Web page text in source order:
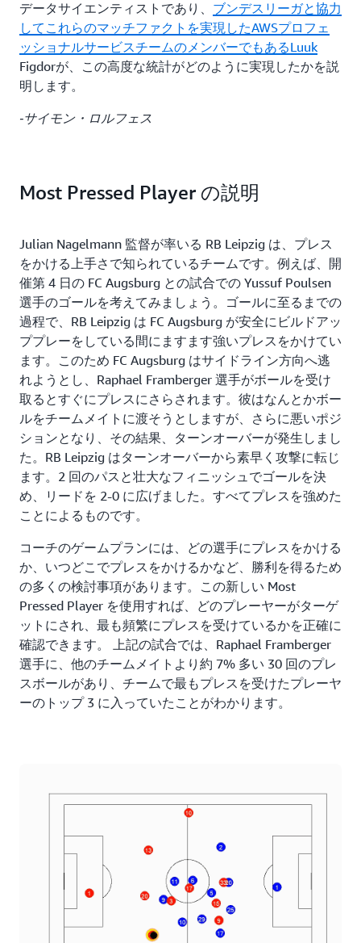
データサイエンティストであり、 ブンデスリーガと協力
してこれらのマッチファクトを実現したAWSプロフェ
ッショナルサービスチームのメンバーでもあるLuuk
Figdorが、この高度な統計がどのように実現したかを説
明します。
-サイモン・ロルフェス
Most Pressed Player の説明
Julian Nagelmann 監督が率いる RB Leipzig は、プレス
をかける上手さで知られているチームです。例えば、開
催第 4 日の FC Augsburg との試合での Yussuf Poulsen
選手のゴールを考えてみましょう。ゴールに至るまでの
過程で、RB Leipzig は FC Augsburg が安全にビルドアッ
ププレーをしている間にますます強いプレスをかけてい
ます。このため FC Augsburg はサイドライン方向へ逃
れようとし、Raphael Framberger 選手がボールを受け
取るとすぐにプレスにさらされます。彼はなんとかボー
ルをチームメイトに渡そうとしますが、さらに悪いポジ
ションとなり、その結果、ターンオーバーが発生しまし
た。RB Leipzig はターンオーバーから素早く攻撃に転じ
ます。2 回のパスと壮大なフィニッシュでゴールを決
め、リードを 2-0 に広げました。すべてプレスを強めた
ことによるものです。
コーチのゲームプランには、どの選手にプレスをかける
か、いつどこでプレスをかけるかなど、勝利を得るため
の多くの検討事項があります。この新しい Most
Pressed Player を使用すれば、どのプレーヤーがターゲ
ットにされ、最も頻繁にプレスを受けているかを正確に
確認できます。 上記の試合では、Raphael Framberger
選手に、他のチームメイトより約 7% 多い 30 回のプレ
スボールがあり、チームで最もプレスを受けたプレーヤ
ーのトップ 3 に入っていたことがわかります。